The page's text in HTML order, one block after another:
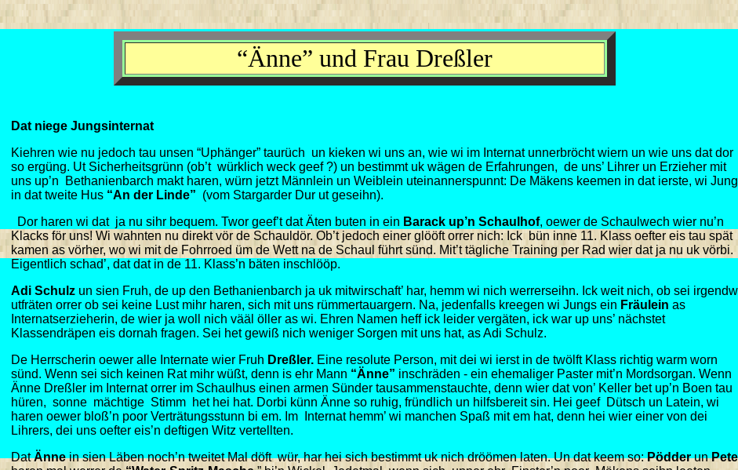
“Änne” und Frau Dreßler
Dat niege Jungsinternat
Kiehren wie nu jedoch tau unsen “Uphänger” taurüch un kieken wi uns an, wie wi im Internat unnerbröcht wiern un wie uns dat dor
so ergüng. Ut Sicherheitsgrünn (ob’t würklich weck geef ?) un bestimmt uk wägen de Erfahrungen, de uns’ Lihrer un Erzieher mit
uns up’n Bethanienbarch makt haren, würn jetzt Männlein un Weiblein uteinannerspunnt: De Mäkens keemen in dat ierste, wi
in dat tweite Hus “An der Linde” (vom Stargarder Dur ut geseihn).
Dor haren wi dat ja nu sihr bequem. Twor geef’t dat Äten buten in ein Barack up’n Schaulhof, oewer de Schaulwech wier nu’n
Klacks för uns! Wi wahnten nu direkt vör de Schauldör. Ob’t jedoch einer glööft orrer nich: Ick bün inne 11. Klass oefter eis tau spät
kamen as vörher, wo wi mit de Fohrroed üm de Wett na de Schaul führt sünd. Mit’t tägliche Training per Rad wier dat ja nu uk vörbi.
Eigentlich schad’, dat dat in de 11. Klass’n bäten inschlööp.
Adi Schulz un sien Fruh, de up den Bethanienbarch ja uk mitwirschaft’ har, hemm wi nich werrerseihn. Ick weit nich, ob sei
utfräten orrer ob sei keine Lust mihr haren, sich mit uns rümmertauargern. Na, jedenfalls kreegen wi Jungs ein Fräulein as
Internatserzieherin, de wier ja woll nich vääl öller as wi. Ehren Namen heff ick leider vergäten, ick war up uns’ nächstet
Klassendräpen eis dornah fragen. Sei het gewiß nich weniger Sorgen mit uns hat, as Adi Schulz.
De Herrscherin oewer alle Internate wier Fruh Dreßler. Eine resolute Person, mit dei wi ierst in de twölft Klass richtig warm worn
sünd. Wenn sei sich keinen Rat mihr wüßt, denn is ehr Mann “Änne” inschräden - ein ehemaliger Paster mit’n Mordsorgan. Wenn
Änne Dreßler im Internat orrer im Schaulhus einen armen Sünder tausammenstauchte, denn wier dat von’ Keller bet up’n Boen tau
hüren, sonne mächtige Stimm het hei hat. Dorbi künn Änne so ruhig, fründlich un hilfsbereit sin. Hei geef Dütsch un Latein, wi
haren oewer bloß’n poor Verträtungsstunn bi em. Im Internat hemm’ wi manchen Spaß mit em hat, denn hei wier einer von dei
Lihrers, dei uns oefter eis’n deftigen Witz vertellten.
DatÄnnein sien Läben noch’n tweitet Mal döft wür, har hei sich bestimmt uk nich dröömen laten. Un dat keem so:Pödderun